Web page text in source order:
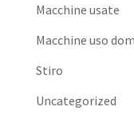
Macchine usate
Macchine uso
Stiro
Uncategorized